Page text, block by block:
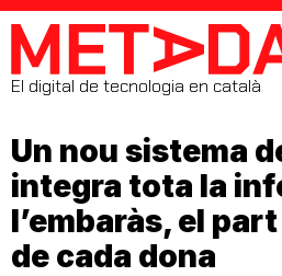
MetaData
El digital de tecnologia en català
Un nou sistema
integra tota la
l’embaràs, el
de cada dona